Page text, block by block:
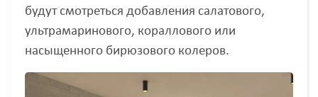
будут смотреться добавления салатового,
ультрамаринового, кораллового или
насыщенного бирюзового колеров.